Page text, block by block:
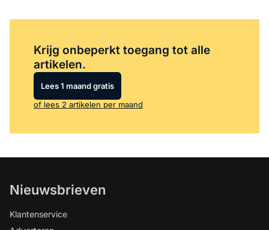
Krijg onbeperkt toegang tot alle
artikelen.
Lees 1 maand gratis
of lees 2 artikelen per maand
Nieuwsbrieven
Klantenservice